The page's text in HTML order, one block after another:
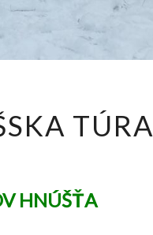
TÚRA
HNÚŠŤA